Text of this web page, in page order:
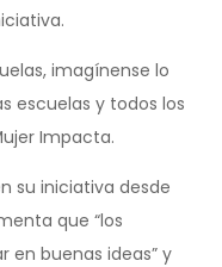
imagínense lo
escuelas y todos los
Impacta.
su iniciativa desde
que “los
en buenas ideas” y